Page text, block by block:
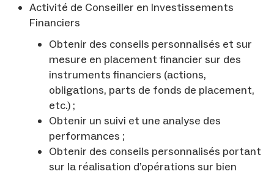
Activité de Conseiller en Investissements
Financiers
Obtenir des conseils personnalisés et sur
mesure en placement financier sur des
instruments financiers (actions,
obligations, parts de fonds de placement,
etc.) ;
Obtenir un suivi et une analyse des
performances ;
Obtenir des conseils personnalisés portant
sur la réalisation d’opérations sur bien